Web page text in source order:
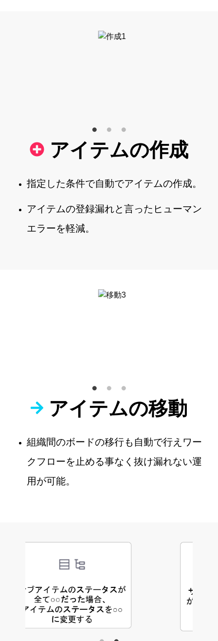
アイテムの作成
指定した条件で自動でアイテムの作成。
アイテムの登録漏れと言ったヒューマン
エラーを軽減。
アイテムの移動
組織間のボードの移行も自動で行えワー
クフローを止める事なく抜け漏れない運
用が可能。